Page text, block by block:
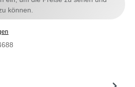
können.